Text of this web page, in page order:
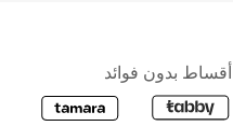
أقساط بدون فوائد